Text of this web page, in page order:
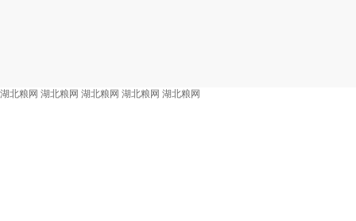
湖北粮网 湖北粮网 湖北粮网 湖北粮网 湖北粮网